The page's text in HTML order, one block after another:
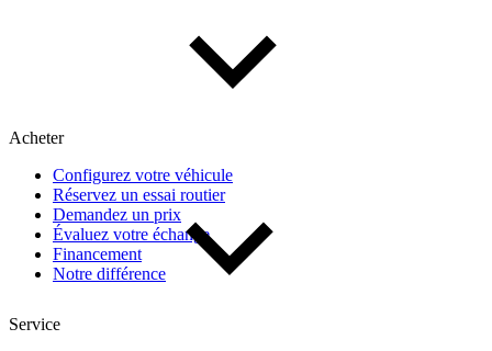
Acheter
Configurez votre véhicule
Réservez un essai routier
Demandez un prix
Évaluez votre échange
Financement
Notre différence
Service